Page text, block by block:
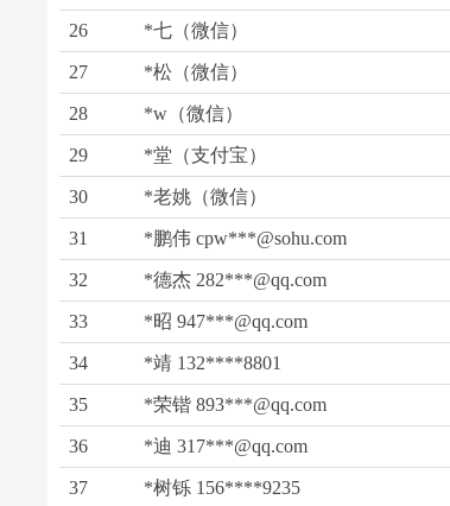
26 *七（微信）
27 *松（微信）
28 *w（微信）
29 *堂（支付宝）
30 *老姚（微信）
31 *鹏伟 cpw***@sohu.com
32 *德杰 282***@qq.com
33 *昭 947***@qq.com
34 *靖 132****8801
35 *荣锴 893***@qq.com
36 *迪 317***@qq.com
37 *树铄 156****9235